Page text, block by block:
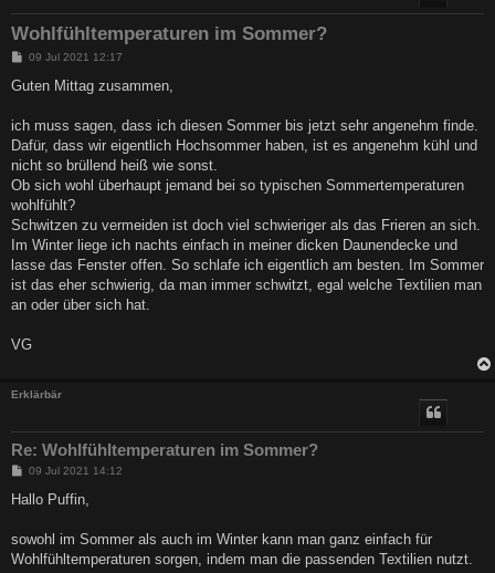
Wohlfühltemperaturen im Sommer?
B
i
a
09 Jul 2021 12:17
Guten Mittag zusammen,
ich muss sagen, dass ich diesen Sommer bis jetzt sehr angenehm finde.
Dafür, dass wir eigentlich Hochsommer haben, ist es angenehm kühl und
nicht so brüllend heiß wie sonst.
Ob sich wohl überhaupt jemand bei so typischen Sommertemperaturen
wohlfühlt?
Schwitzen zu vermeiden ist doch viel schwieriger als das Frieren an sich.
Im Winter liege ich nachts einfach in meiner dicken Daunendecke und
lasse das Fenster offen. So schlafe ich eigentlich am besten. Im Sommer
ist das eher schwierig, da man immer schwitzt, egal welche Textilien man
an oder über sich hat.
VG
Erklärbär
Re: Wohlfühltemperaturen im Sommer?
B
i
a
09 Jul 2021 14:12
Hallo Puffin,
sowohl im Sommer als auch im Winter kann man ganz einfach für
Wohlfühltemperaturen sorgen, indem man die passenden Textilien nutzt.